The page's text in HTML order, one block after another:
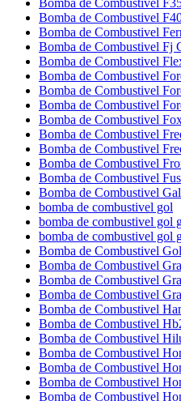
Bomba de Combustivel
Bomba de Combustivel
Bomba de Combustivel
Bomba de Combustivel Fj
Bomba de Combustivel
Bomba de Combustivel
Bomba de Combustivel
Bomba de Combustivel
Bomba de Combustivel
Bomba de Combustivel
Bomba de Combustivel
Bomba de Combustivel
Bomba de Combustivel
Bomba de Combustivel
bomba de combustivel gol
bomba de combustivel gol
bomba de combustivel gol
Bomba de Combustivel
Bomba de Combustivel
Bomba de Combustivel
Bomba de Combustivel
Bomba de Combustivel
Bomba de Combustivel
Bomba de Combustivel
Bomba de Combustivel
Bomba de Combustivel
Bomba de Combustivel
Bomba de Combustivel